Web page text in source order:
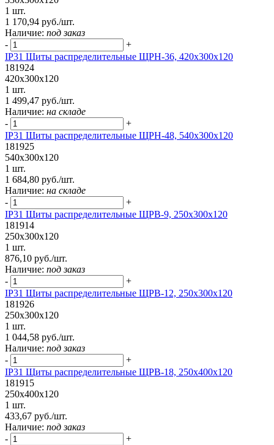
1 шт.
1 170,94 руб./шт.
Наличие: под заказ
-
+
IP31 Щиты распределительные ЩРН-36, 420х300х120
181924
420х300х120
1 шт.
1 499,47 руб./шт.
Наличие: на складе
-
+
IP31 Щиты распределительные ЩРН-48, 540х300х120
181925
540х300х120
1 шт.
1 684,80 руб./шт.
Наличие: на складе
-
+
IP31 Щиты распределительные ЩРВ-9, 250х300х120
181914
250х300х120
1 шт.
876,10 руб./шт.
Наличие: под заказ
-
+
IP31 Щиты распределительные ЩРВ-12, 250х300х120
181926
250х300х120
1 шт.
1 044,58 руб./шт.
Наличие: под заказ
-
+
IP31 Щиты распределительные ЩРВ-18, 250х400х120
181915
250х400х120
1 шт.
433,67 руб./шт.
Наличие: под заказ
-
+